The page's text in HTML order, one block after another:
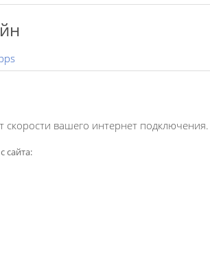
скорости вашего интернет подключения.
сайта: